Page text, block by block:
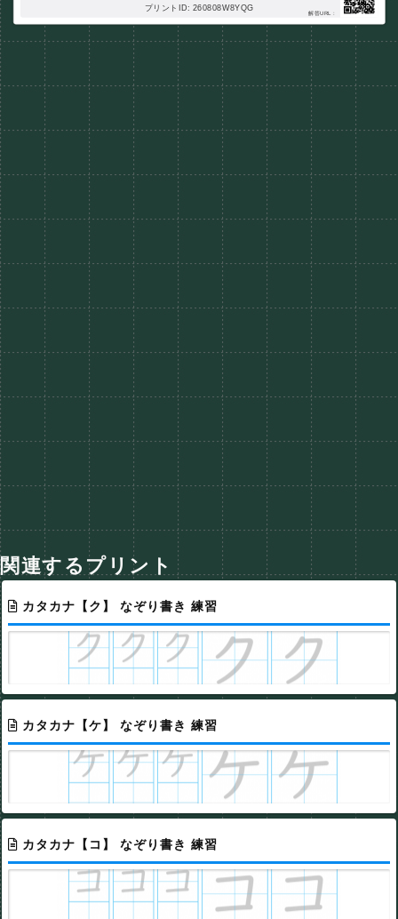
プリントID: 260808W8YQG
解答URL :
関連するプリント
カタカナ【ク】 なぞり書き 練習
カタカナ【ケ】 なぞり書き 練習
カタカナ【コ】 なぞり書き 練習